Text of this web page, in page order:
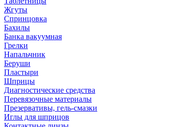
Жгуты
Спринцовка
Бахилы
Банка вакуумная
Грелки
Напальчник
Беруши
Пластыри
Шприцы
Диагностические средства
Перевязочные материалы
Презервативы, гель-смазки
Иглы для шприцов